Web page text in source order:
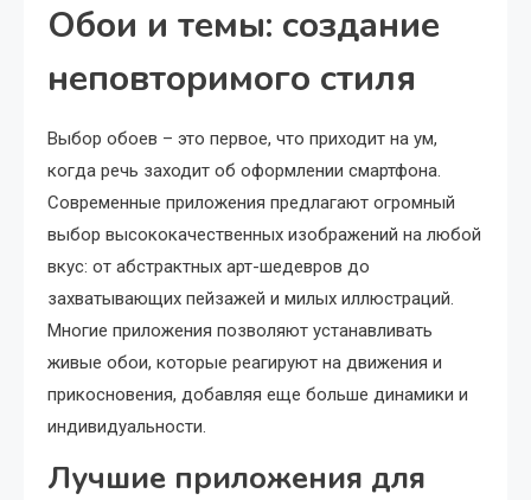
Обои и темы: создание
неповторимого стиля
Выбор обоев – это первое, что приходит на ум,
когда речь заходит об оформлении смартфона.
Современные приложения предлагают огромный
выбор высококачественных изображений на любой
вкус: от абстрактных арт-шедевров до
захватывающих пейзажей и милых иллюстраций.
Многие приложения позволяют устанавливать
живые обои, которые реагируют на движения и
прикосновения, добавляя еще больше динамики и
индивидуальности.
Лучшие приложения для